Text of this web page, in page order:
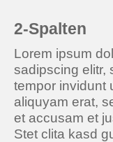
2-Spalten
Lorem ipsum
sadipscing elitr,
tempor invidunt
aliquyam erat,
et accusam et
Stet clita kasd